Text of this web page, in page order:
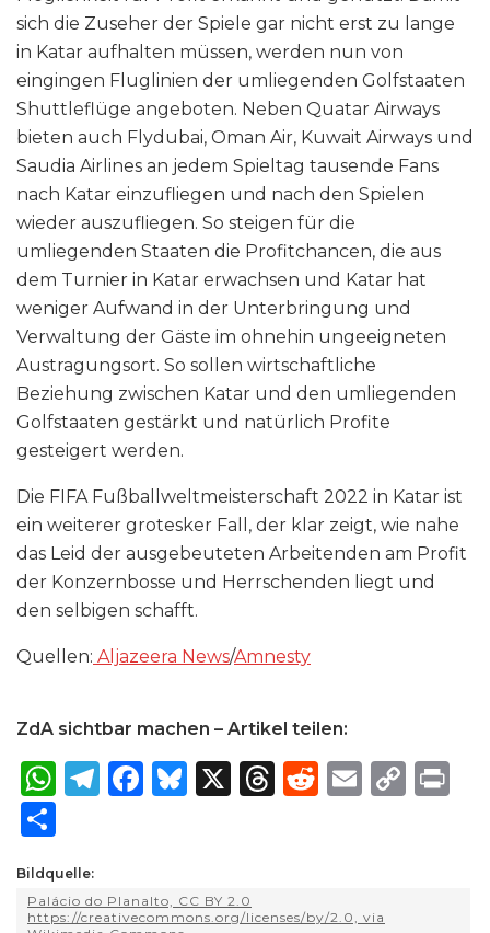
sich die Zuseher der Spiele gar nicht erst zu lange
in Katar aufhalten müssen, werden nun von
eingingen Fluglinien der umliegenden Golfstaaten
Shuttleflüge angeboten. Neben Quatar Airways
bieten auch Flydubai, Oman Air, Kuwait Airways und
Saudia Airlines an jedem Spieltag tausende Fans
nach Katar einzufliegen und nach den Spielen
wieder auszufliegen. So steigen für die
umliegenden Staaten die Profitchancen, die aus
dem Turnier in Katar erwachsen und Katar hat
weniger Aufwand in der Unterbringung und
Verwaltung der Gäste im ohnehin ungeeigneten
Austragungsort. So sollen wirtschaftliche
Beziehung zwischen Katar und den umliegenden
Golfstaaten gestärkt und natürlich Profite
gesteigert werden.
Die FIFA Fußballweltmeisterschaft 2022 in Katar ist
ein weiterer grotesker Fall, der klar zeigt, wie nahe
das Leid der ausgebeuteten Arbeitenden am Profit
der Konzernbosse und Herrschenden liegt und
den selbigen schafft.
Quellen: Aljazeera News/Amnesty
ZdA sichtbar machen – Artikel teilen:
W
ts
A
T
ra
F
b
B
k
X
T
d
R
t
E
C
ar
e
Bildquelle:
Palácio do Planalto, CC BY 2.0
https://creativecommons.org/licenses/by/2.0, via